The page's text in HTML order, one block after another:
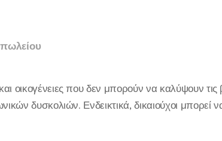
οικογένειες που δεν μπορούν να καλύψουν τις
δυσκολιών. Ενδεικτικά, δικαιούχοι μπορεί